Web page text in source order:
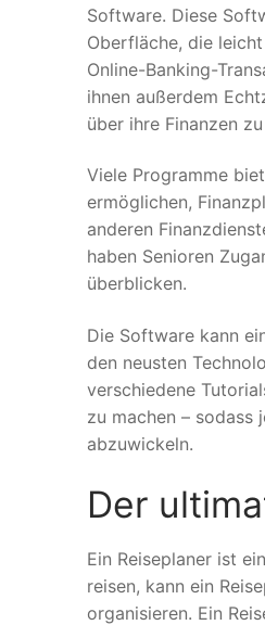
Software. Diese
Oberfläche, die
Online-Banking-
ihnen außerdem
über ihre Finanzen
Viele Programme
ermöglichen,
anderen
haben Senioren
überblicken.
Die Software kann
den neusten
verschiedene
zu machen – sodass
abzuwickeln.
Der
Ein Reiseplaner ist
reisen, kann ein
organisieren. Ein